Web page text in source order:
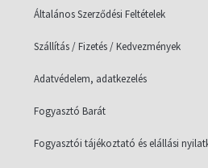
Általános Szerződési Feltételek
Szállítás / Fizetés / Kedvezmények
Adatvédelem, adatkezelés
Fogyasztó Barát
Fogyasztói tájékoztató és elállási